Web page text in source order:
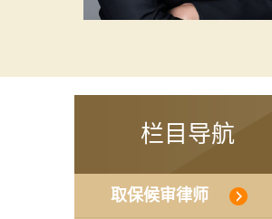
栏目导航
取保候审律师